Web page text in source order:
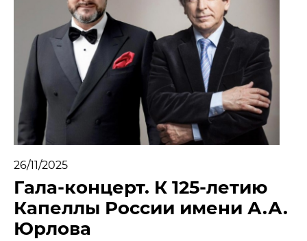
ПАРТНЕРЫ
ПРЕСС-СЛУЖБА
КОНТАКТЫ
+7 (915) 490-33-00
info@iafoundation.ru
ПОМОЧЬ ФОНДУ
26/11/2025
Гала-концерт. К 125-летию
Капеллы России имени А.А.
Юрлова